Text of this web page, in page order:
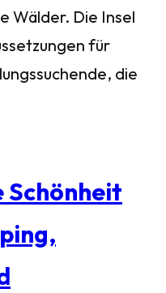
Wälder. Die Insel
für
die
Schönheit